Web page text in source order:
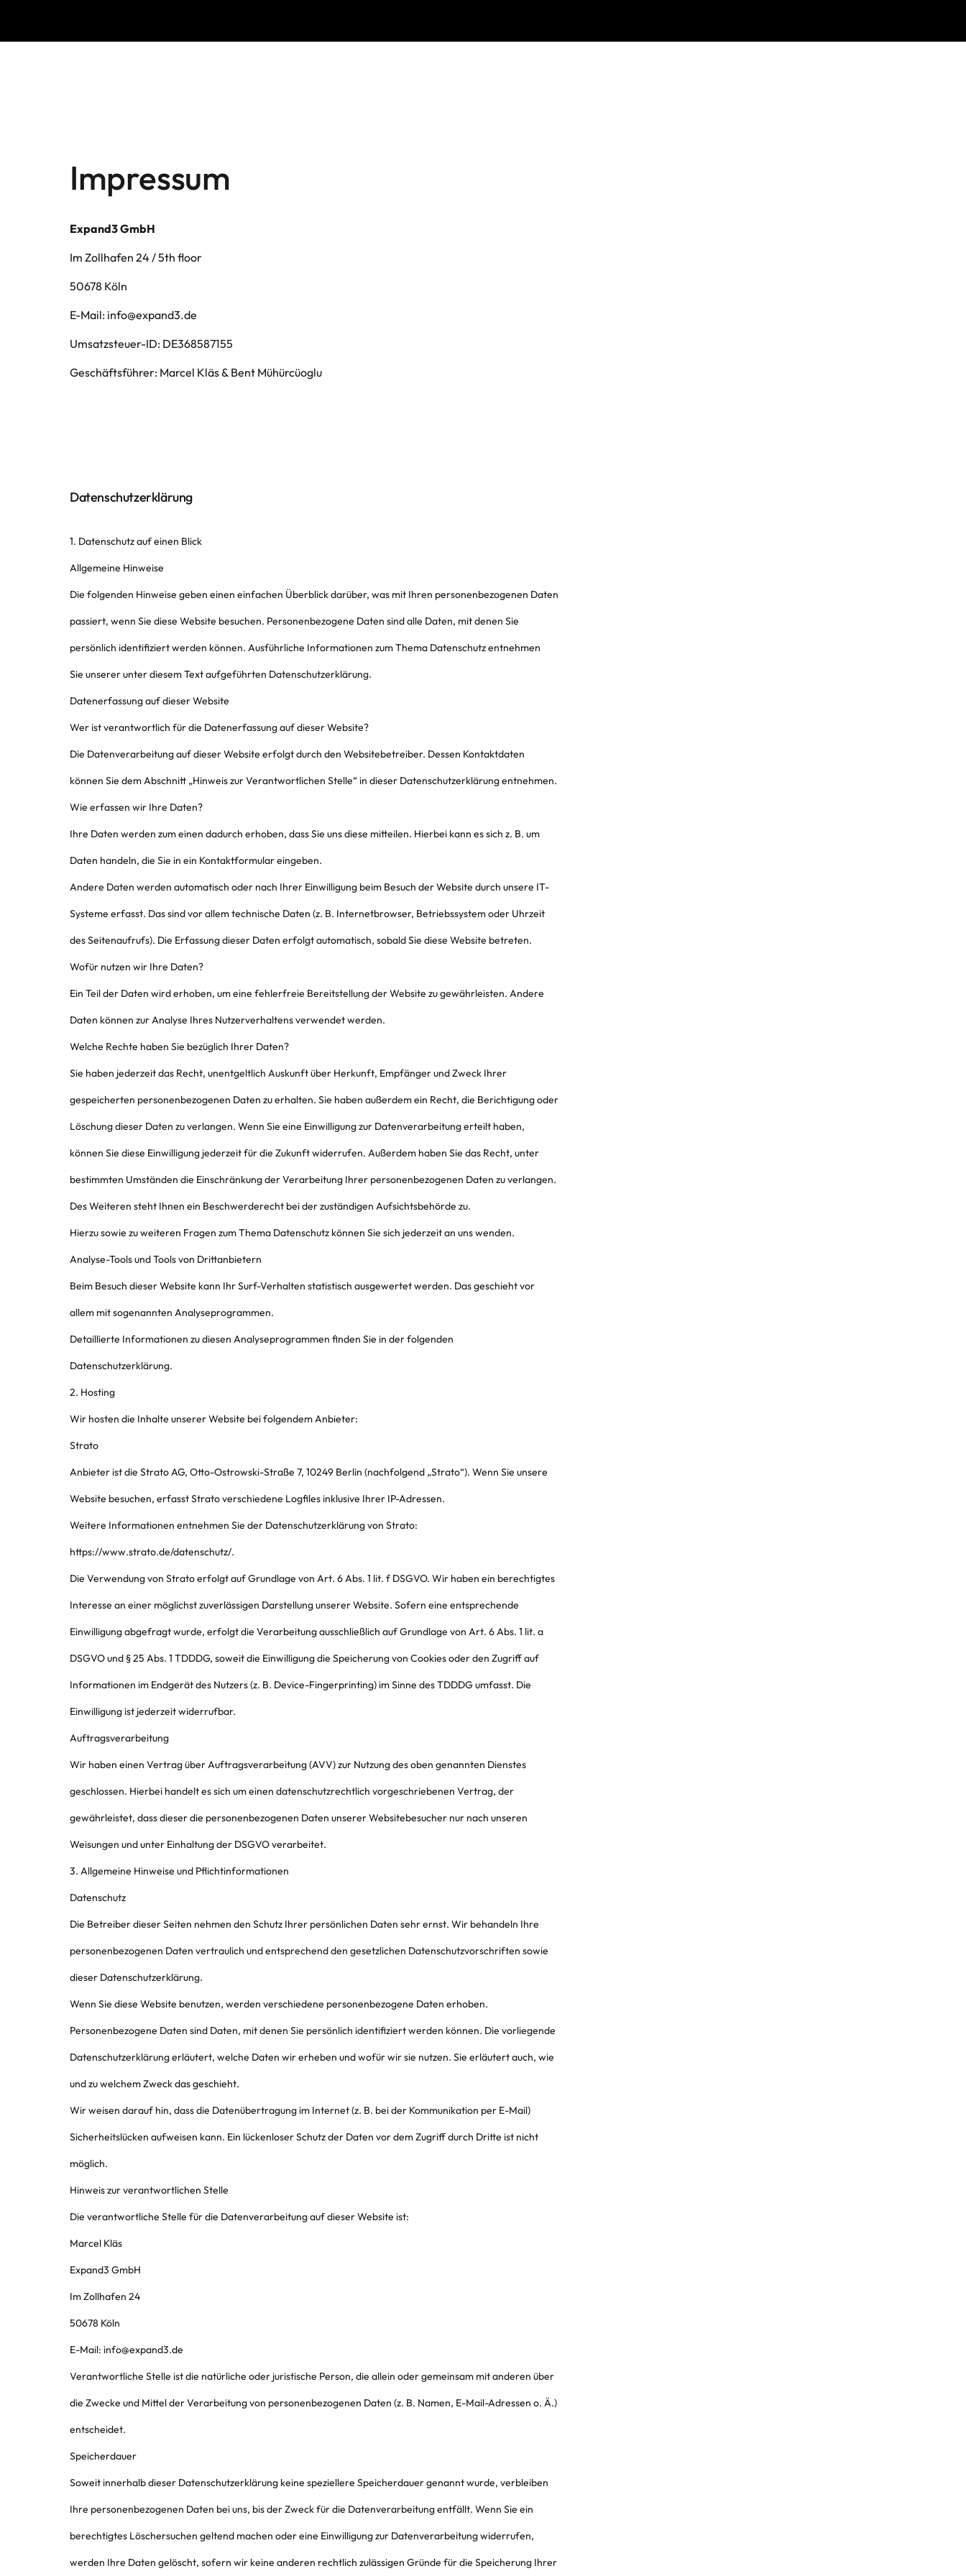
Impressum
Expand3 GmbH
Im Zollhafen 24 / 5th floor
50678 Köln
E-Mail: info@expand3.de
Umsatzsteuer-ID: DE368587155
Geschäftsführer: Marcel Kläs & Bent Mühürcüoglu
Datenschutzerklärung
1. Datenschutz auf einen Blick
Allgemeine Hinweise
Die folgenden Hinweise geben einen einfachen Überblick darüber, was mit Ihren personenbezogenen Daten
passiert, wenn Sie diese Website besuchen. Personenbezogene Daten sind alle Daten, mit denen Sie
persönlich identifiziert werden können. Ausführliche Informationen zum Thema Datenschutz entnehmen
Sie unserer unter diesem Text aufgeführten Datenschutzerklärung.
Datenerfassung auf dieser Website
Wer ist verantwortlich für die Datenerfassung auf dieser Website?
Die Datenverarbeitung auf dieser Website erfolgt durch den Websitebetreiber. Dessen Kontaktdaten
können Sie dem Abschnitt „Hinweis zur Verantwortlichen Stelle“ in dieser Datenschutzerklärung entnehmen.
Wie erfassen wir Ihre Daten?
Ihre Daten werden zum einen dadurch erhoben, dass Sie uns diese mitteilen. Hierbei kann es sich z. B. um
Daten handeln, die Sie in ein Kontaktformular eingeben.
Andere Daten werden automatisch oder nach Ihrer Einwilligung beim Besuch der Website durch unsere IT-
Systeme erfasst. Das sind vor allem technische Daten (z. B. Internetbrowser, Betriebssystem oder Uhrzeit
des Seitenaufrufs). Die Erfassung dieser Daten erfolgt automatisch, sobald Sie diese Website betreten.
Wofür nutzen wir Ihre Daten?
Ein Teil der Daten wird erhoben, um eine fehlerfreie Bereitstellung der Website zu gewährleisten. Andere
Daten können zur Analyse Ihres Nutzerverhaltens verwendet werden.
Welche Rechte haben Sie bezüglich Ihrer Daten?
Sie haben jederzeit das Recht, unentgeltlich Auskunft über Herkunft, Empfänger und Zweck Ihrer
gespeicherten personenbezogenen Daten zu erhalten. Sie haben außerdem ein Recht, die Berichtigung oder
Löschung dieser Daten zu verlangen. Wenn Sie eine Einwilligung zur Datenverarbeitung erteilt haben,
können Sie diese Einwilligung jederzeit für die Zukunft widerrufen. Außerdem haben Sie das Recht, unter
bestimmten Umständen die Einschränkung der Verarbeitung Ihrer personenbezogenen Daten zu verlangen.
Des Weiteren steht Ihnen ein Beschwerderecht bei der zuständigen Aufsichtsbehörde zu.
Hierzu sowie zu weiteren Fragen zum Thema Datenschutz können Sie sich jederzeit an uns wenden.
Analyse-Tools und Tools von Drittanbietern
Beim Besuch dieser Website kann Ihr Surf-Verhalten statistisch ausgewertet werden. Das geschieht vor
allem mit sogenannten Analyseprogrammen.
Detaillierte Informationen zu diesen Analyseprogrammen finden Sie in der folgenden
Datenschutzerklärung.
2. Hosting
Wir hosten die Inhalte unserer Website bei folgendem Anbieter:
Strato
Anbieter ist die Strato AG, Otto-Ostrowski-Straße 7, 10249 Berlin (nachfolgend „Strato“). Wenn Sie unsere
Website besuchen, erfasst Strato verschiedene Logfiles inklusive Ihrer IP-Adressen.
Weitere Informationen entnehmen Sie der Datenschutzerklärung von Strato:
https://www.strato.de/datenschutz/.
Die Verwendung von Strato erfolgt auf Grundlage von Art. 6 Abs. 1 lit. f DSGVO. Wir haben ein berechtigtes
Interesse an einer möglichst zuverlässigen Darstellung unserer Website. Sofern eine entsprechende
Einwilligung abgefragt wurde, erfolgt die Verarbeitung ausschließlich auf Grundlage von Art. 6 Abs. 1 lit. a
DSGVO und § 25 Abs. 1 TDDDG, soweit die Einwilligung die Speicherung von Cookies oder den Zugriff auf
Informationen im Endgerät des Nutzers (z. B. Device-Fingerprinting) im Sinne des TDDDG umfasst. Die
Einwilligung ist jederzeit widerrufbar.
Auftragsverarbeitung
Wir haben einen Vertrag über Auftragsverarbeitung (AVV) zur Nutzung des oben genannten Dienstes
geschlossen. Hierbei handelt es sich um einen datenschutzrechtlich vorgeschriebenen Vertrag, der
gewährleistet, dass dieser die personenbezogenen Daten unserer Websitebesucher nur nach unseren
Weisungen und unter Einhaltung der DSGVO verarbeitet.
3. Allgemeine Hinweise und Pflichtinformationen
Datenschutz
Die Betreiber dieser Seiten nehmen den Schutz Ihrer persönlichen Daten sehr ernst. Wir behandeln Ihre
personenbezogenen Daten vertraulich und entsprechend den gesetzlichen Datenschutzvorschriften sowie
dieser Datenschutzerklärung.
Wenn Sie diese Website benutzen, werden verschiedene personenbezogene Daten erhoben.
Personenbezogene Daten sind Daten, mit denen Sie persönlich identifiziert werden können. Die vorliegende
Datenschutzerklärung erläutert, welche Daten wir erheben und wofür wir sie nutzen. Sie erläutert auch, wie
und zu welchem Zweck das geschieht.
Wir weisen darauf hin, dass die Datenübertragung im Internet (z. B. bei der Kommunikation per E-Mail)
Sicherheitslücken aufweisen kann. Ein lückenloser Schutz der Daten vor dem Zugriff durch Dritte ist nicht
möglich.
Hinweis zur verantwortlichen Stelle
Die verantwortliche Stelle für die Datenverarbeitung auf dieser Website ist:
Marcel Kläs
Expand3 GmbH
Im Zollhafen 24
50678 Köln
E-Mail: info@expand3.de
Verantwortliche Stelle ist die natürliche oder juristische Person, die allein oder gemeinsam mit anderen über
die Zwecke und Mittel der Verarbeitung von personenbezogenen Daten (z. B. Namen, E-Mail-Adressen o. Ä.)
entscheidet.
Speicherdauer
Soweit innerhalb dieser Datenschutzerklärung keine speziellere Speicherdauer genannt wurde, verbleiben
Ihre personenbezogenen Daten bei uns, bis der Zweck für die Datenverarbeitung entfällt. Wenn Sie ein
berechtigtes Löschersuchen geltend machen oder eine Einwilligung zur Datenverarbeitung widerrufen,
werden Ihre Daten gelöscht, sofern wir keine anderen rechtlich zulässigen Gründe für die Speicherung Ihrer